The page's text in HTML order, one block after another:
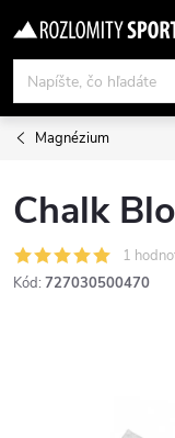
na
obsah
Magnézium
Chalk
1
Kód: 727030500470